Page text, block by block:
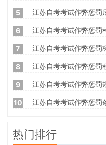
5 江苏自考考试作弊惩罚
6 江苏自考考试作弊惩罚
7 江苏自考考试作弊惩罚
8 江苏自考考试作弊惩罚
9 江苏自考考试作弊惩罚
10 江苏自考考试作弊惩罚
热门排行